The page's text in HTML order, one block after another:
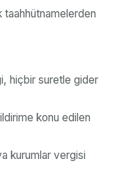
taahhütnamelerden
hiçbir suretle gider
konu edilen
kurumlar vergisi